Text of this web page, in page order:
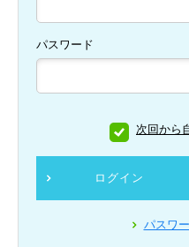
パスワード
次回から
ログイン
パスワ